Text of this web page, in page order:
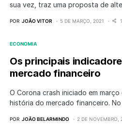
sua vez, traz uma proposta de
POR JOÃO VITOR 5 DE MARÇO, 2021
ECONOMIA
Os principais
mercado financeiro
O Corona crash iniciado em
história do mercado financeiro.
POR JOÃO BELARMINDO 2 DE NOVEMBRO,